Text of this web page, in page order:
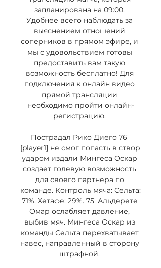
запланирована на 09:00.
Удобнее всего наблюдать за
выяснением отношений
соперников в прямом эфире, и
мы с удовольствием готовы
предоставить вам такую
возможность бесплатно! Для
подключения к онлайн видео
прямой трансляции
необходимо пройти онлайн-
регистрацию.
Пострадал Рико Диего 76'
[player1] не смог попасть в створ
ударом издали Мингеса Оскар
создает голевую возможность
для своего партнера по
команде. Контроль мяча: Сельта:
71%, Хетафе: 29%. 75' Альдерете
Омар ослабляет давление,
выбив мяч. Мингеса Оскар из
команды Сельта перехватывает
навес, направленный в сторону
штрафной.